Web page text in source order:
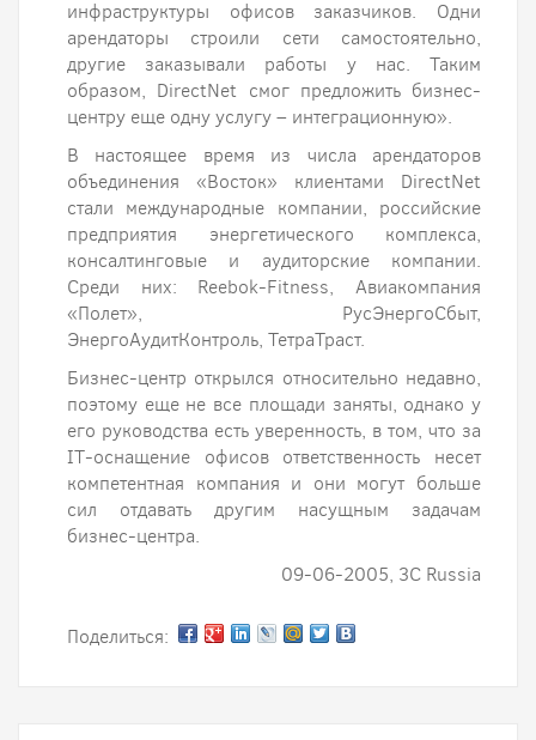
инфраструктуры офисов заказчиков. Одни
арендаторы строили сети самостоятельно,
другие заказывали работы у нас. Таким
образом, DirectNet смог предложить бизнес-
центру еще одну услугу – интеграционную».
В настоящее время из числа арендаторов
объединения «Восток» клиентами DirectNet
стали международные компании, российские
предприятия энергетического комплекса,
консалтинговые и аудиторские компании.
Среди них: Reebok-Fitness, Авиакомпания
«Полет», РусЭнергоСбыт,
ЭнергоАудитКонтроль, ТетраТраст.
Бизнес-центр открылся относительно недавно,
поэтому еще не все площади заняты, однако у
его руководства есть уверенность, в том, что за
IT-оснащение офисов ответственность несет
компетентная компания и они могут больше
сил отдавать другим насущным задачам
бизнес-центра.
09-06-2005, 3C Russia
Поделиться: